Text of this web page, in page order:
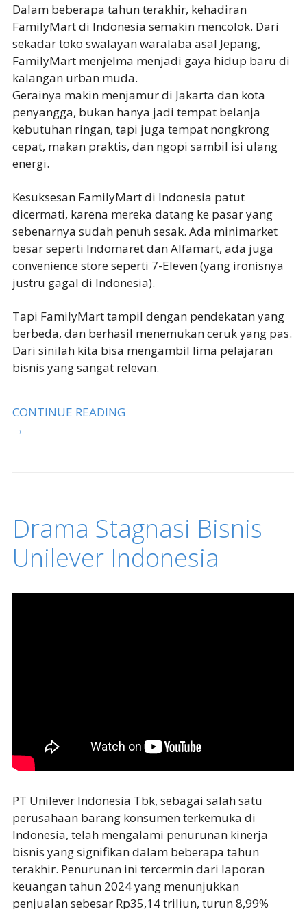
Dalam beberapa tahun terakhir, kehadiran
FamilyMart di Indonesia semakin mencolok. Dari
sekadar toko swalayan waralaba asal Jepang,
FamilyMart menjelma menjadi gaya hidup baru di
kalangan urban muda.
Gerainya makin menjamur di Jakarta dan kota
penyangga, bukan hanya jadi tempat belanja
kebutuhan ringan, tapi juga tempat nongkrong
cepat, makan praktis, dan ngopi sambil isi ulang
energi.
Kesuksesan FamilyMart di Indonesia patut
dicermati, karena mereka datang ke pasar yang
sebenarnya sudah penuh sesak. Ada minimarket
besar seperti Indomaret dan Alfamart, ada juga
convenience store seperti 7-Eleven (yang ironisnya
justru gagal di Indonesia).
Tapi FamilyMart tampil dengan pendekatan yang
berbeda, dan berhasil menemukan ceruk yang pas.
Dari sinilah kita bisa mengambil lima pelajaran
bisnis yang sangat relevan.
CONTINUE READING
→
Drama Stagnasi Bisnis
Unilever Indonesia
PT Unilever Indonesia Tbk, sebagai salah satu
perusahaan barang konsumen terkemuka di
Indonesia, telah mengalami penurunan kinerja
bisnis yang signifikan dalam beberapa tahun
terakhir. Penurunan ini tercermin dari laporan
keuangan tahun 2024 yang menunjukkan
penjualan sebesar Rp35,14 triliun, turun 8,99%